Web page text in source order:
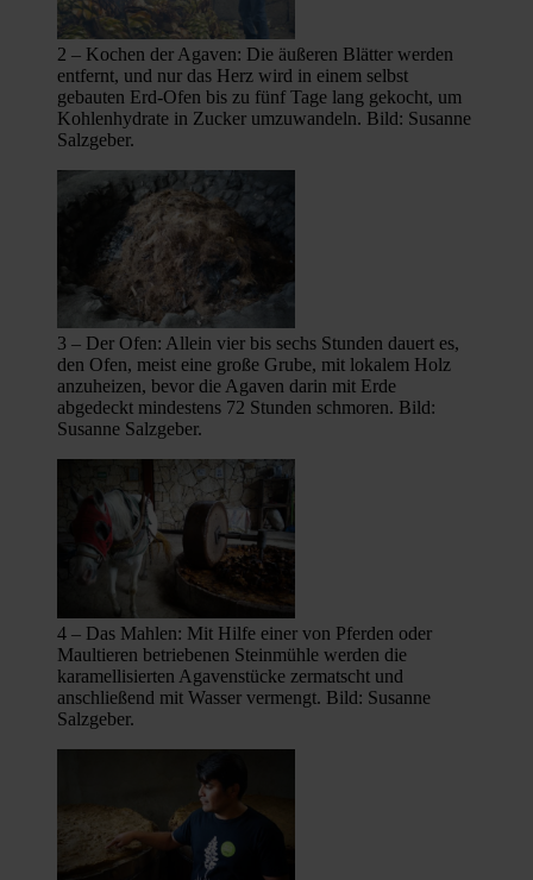
2 – Kochen der Agaven: Die äußeren Blätter werden
entfernt, und nur das Herz wird in einem selbst
gebauten Erd-Ofen bis zu fünf Tage lang gekocht, um
Kohlenhydrate in Zucker umzuwandeln. Bild: Susanne
Salzgeber.
3 – Der Ofen: Allein vier bis sechs Stunden dauert es,
den Ofen, meist eine große Grube, mit lokalem Holz
anzuheizen, bevor die Agaven darin mit Erde
abgedeckt mindestens 72 Stunden schmoren. Bild:
Susanne Salzgeber.
4 – Das Mahlen: Mit Hilfe einer von Pferden oder
Maultieren betriebenen Steinmühle werden die
karamellisierten Agavenstücke zermatscht und
anschließend mit Wasser vermengt. Bild: Susanne
Salzgeber.